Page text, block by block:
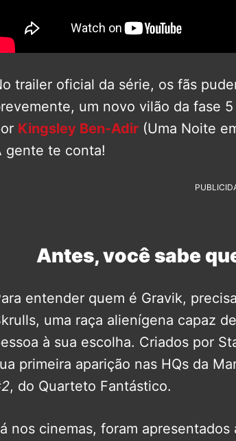
trailer oficial da série, os fãs
um novo vilão da fase
Kingsley Ben-Adir (Uma Noite
gente te conta!
Antes, você sabe
entender quem é Gravik,
uma raça alienígena capaz
à sua escolha. Criados por
primeira aparição nas HQs da
, do Quarteto Fantástico.
nos cinemas, foram